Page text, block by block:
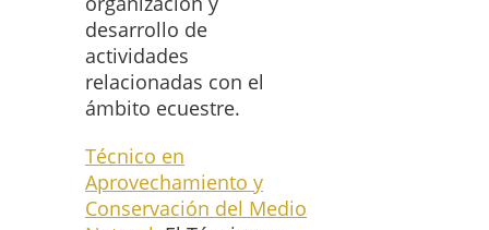
desarrollo de
actividades
relacionadas con el
ámbito ecuestre.
Técnico en
Aprovechamiento y
Conservación del Medio